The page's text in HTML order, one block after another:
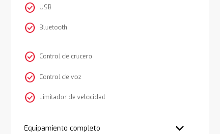
check_circle USB
check_circle Bluetooth
check_circle Control de crucero
check_circle Control de voz
check_circle Limitador de velocidad
Equipamiento completo